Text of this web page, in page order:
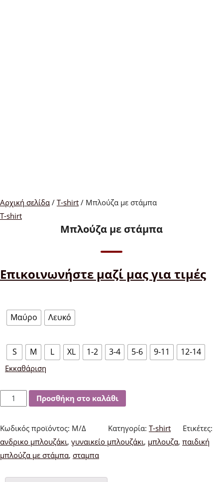
Αρχική σελίδα / T-shirt / Μπλούζα με στάμπα
T-shirt
Μπλούζα με στάμπα
Επικοινωνήστε μαζί μας για τιμές
Μαύρο Λευκό
S M L XL 1-2 3-4 5-6 9-11 12-14
Εκκαθάριση
Μπλούζα
με
στάμπα
ποσότητα
Προσθήκη στο καλάθι
Κωδικός προϊόντος: Μ/Δ Κατηγορία: T-shirt
Ετικέτες:
ανδρικο μπλουζάκι, γυναικείο μπλουζάκι, μπλουζα, παιδική
μπλούζα με στάμπα, σταμπα